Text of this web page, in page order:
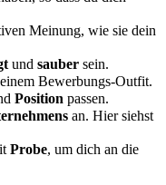
Meinung, wie sie dein
und sauber sein.
Bewerbungs-Outfit.
Position passen.
an. Hier siehst
Probe, um dich an die